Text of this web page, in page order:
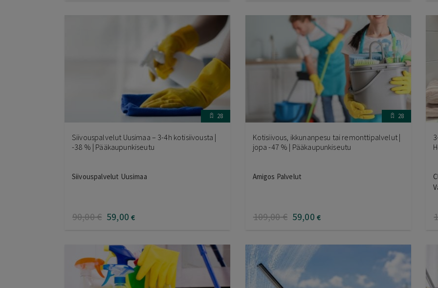
28
Siivouspalvelut Uusimaa – 3-4h kotisiivousta |
-38 % | Pääkaupunkiseutu
Siivouspalvelut Uusimaa
90,00€ 59,00 €
28
Kotisiivous, ikkunanpesu tai remonttipalvelut |
jopa -47 % | Pääkaupunkiseutu
Amigos Palvelut
109,00€ 59,00 €